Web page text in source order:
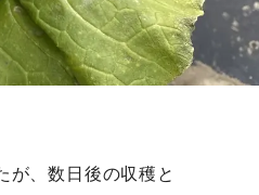
が、数日後の収穫と